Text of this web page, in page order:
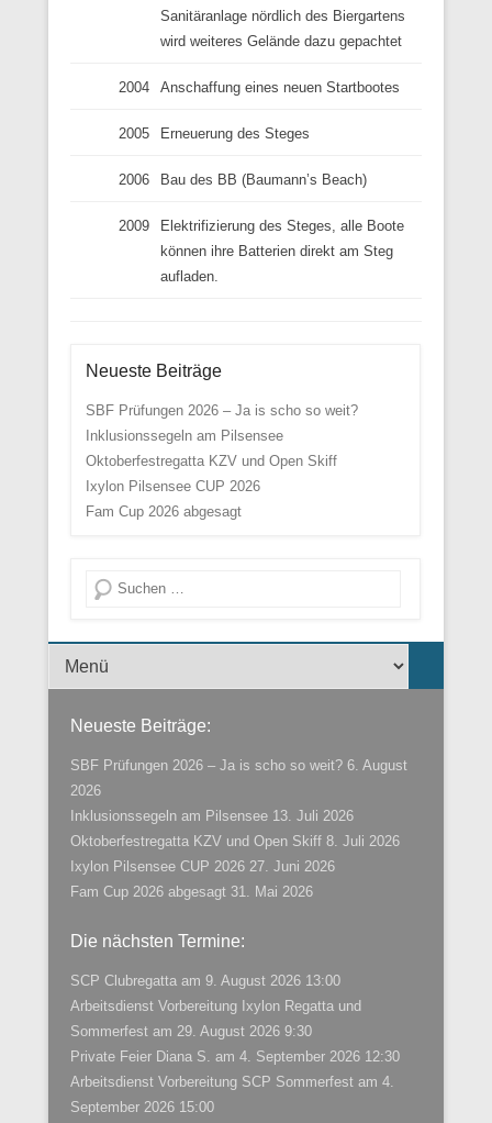
Sanitäranlage nördlich des Biergartens
wird weiteres Gelände dazu gepachtet
2004 Anschaffung eines neuen Startbootes
2005 Erneuerung des Steges
2006 Bau des BB (Baumann’s Beach)
2009
Elektrifizierung des Steges, alle Boote
können ihre Batterien direkt am Steg
aufladen.
Neueste Beiträge
SBF Prüfungen 2026 – Ja is scho so weit?
Inklusionssegeln am Pilsensee
Oktoberfestregatta KZV und Open Skiff
Ixylon Pilsensee CUP 2026
Fam Cup 2026 abgesagt
Suche
Menü der Fußzeile
Neueste Beiträge:
SBF Prüfungen 2026 – Ja is scho so weit? 6. August
2026
Inklusionssegeln am Pilsensee 13. Juli 2026
Oktoberfestregatta KZV und Open Skiff 8. Juli 2026
Ixylon Pilsensee CUP 2026 27. Juni 2026
Fam Cup 2026 abgesagt 31. Mai 2026
Die nächsten Termine:
SCP Clubregatta am 9. August 2026 13:00
Arbeitsdienst Vorbereitung Ixylon Regatta und
Sommerfest am 29. August 2026 9:30
Private Feier Diana S. am 4. September 2026 12:30
Arbeitsdienst Vorbereitung SCP Sommerfest am 4.
September 2026 15:00